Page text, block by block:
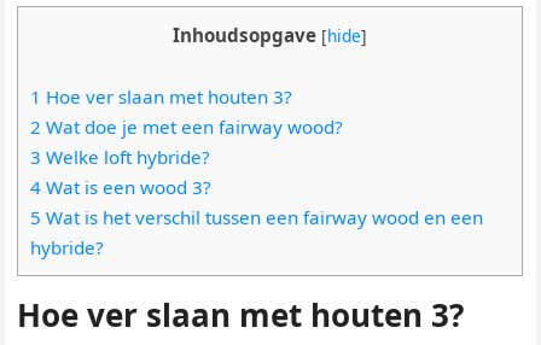
Inhoudsopgave [hide]
1 Hoe ver slaan met houten 3?
2 Wat doe je met een fairway wood?
3 Welke loft hybride?
4 Wat is een wood 3?
5 Wat is het verschil tussen een fairway wood en een
hybride?
Hoe ver slaan met houten 3?